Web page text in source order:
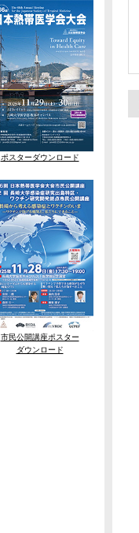
ポスターダウンロード
市民公開講座ポスター
ダウンロード